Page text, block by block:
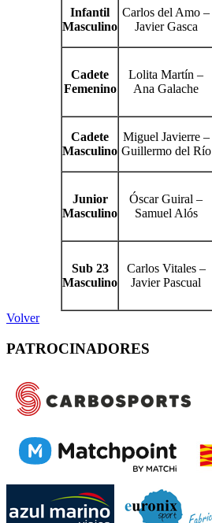
Infantil
Masculino
Carlos del Amo –
Javier Gasca
Cadete
Femenino
Lolita Martín –
Ana Galache
Cadete
Masculino
Miguel Javierre –
Guillermo del Río
Junior
Masculino
Óscar Guiral –
Samuel Alós
Sub 23
Masculino
Carlos Vitales –
Javier Pascual
Volver
PATROCINADORES